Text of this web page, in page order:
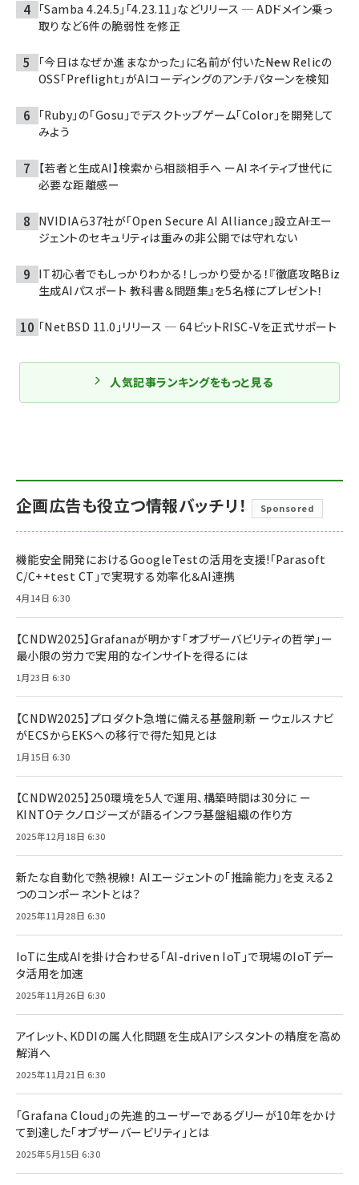
「Samba 4.24.5」「4.23.11」などリリース ─ ADドメイン乗っ
取りなど6件の脆弱性を修正
「今日はなぜか進まなかった」に名前が付いた――New Relicの
OSS「Preflight」がAIコーディングのアンチパターンを検知
「Ruby」の「Gosu」でデスクトップゲーム「Color」を開発して
みよう
【若者と生成AI】検索から相談相手へ ーAIネイティブ世代に
必要な距離感ー
NVIDIAら37社が「Open Secure AI Alliance」設立――AIエー
ジェントのセキュリティは重みの非公開では守れない
IT初心者でもしっかりわかる！しっかり受かる！『徹底攻略Biz
生成AIパスポート 教科書＆問題集』を5名様にプレゼント！
「NetBSD 11.0」リリース ─ 64ビットRISC-Vを正式サポート
人気記事ランキングをもっと見る
企画広告も役立つ情報バッチリ！ Sponsored
機能安全開発におけるGoogleTestの活用を支援!「Parasoft
C/C++test CT」で実現する効率化＆AI連携
4月14日 6:30
【CNDW2025】Grafanaが明かす「オブザーバビリティの哲学」ー
最小限の労力で実用的なインサイトを得るには
1月23日 6:30
【CNDW2025】プロダクト急増に備える基盤刷新 ーウェルスナビ
がECSからEKSへの移行で得た知見とは
1月15日 6:30
【CNDW2025】250環境を5人で運用、構築時間は30分に ー
KINTOテクノロジーズが語るインフラ基盤組織の作り方
2025年12月18日 6:30
新たな自動化で熱視線！ AIエージェントの「推論能力」を支える2
つのコンポーネントとは？
2025年11月28日 6:30
IoTに生成AIを掛け合わせる「AI-driven IoT」で現場のIoTデー
タ活用を加速
2025年11月26日 6:30
アイレット、KDDIの属人化問題を生成AIアシスタントの精度を高め
解消へ
2025年11月21日 6:30
「Grafana Cloud」の先進的ユーザーであるグリーが10年をかけ
て到達した「オブザーバービリティ」とは
2025年5月15日 6:30